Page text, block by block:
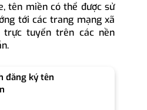
tên miền có thể được sử
tới các trang mạng xã
trực tuyến trên các nền
đăng ký tên